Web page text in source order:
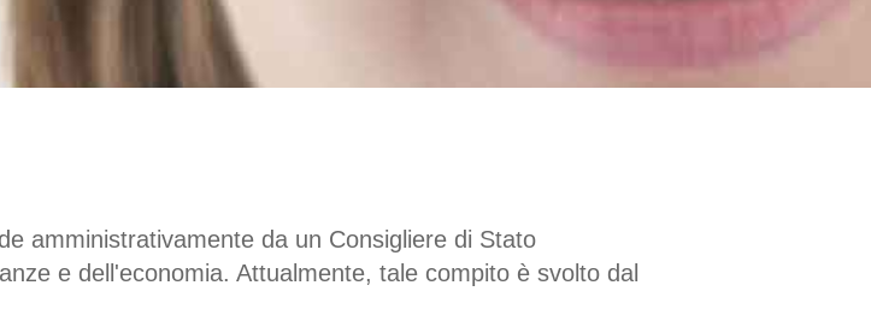
amministrativamente da un Consigliere di Stato
e dell'economia. Attualmente, tale compito è svolto dal